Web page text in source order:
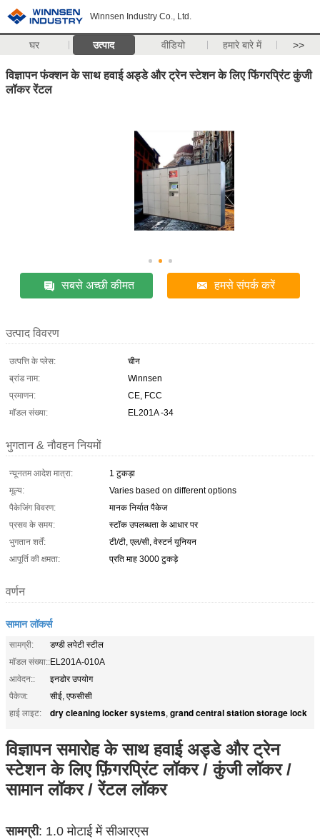
Winnsen Industry Co., Ltd.
घर उत्पाद वीडियो हमारे बारे में >>
विज्ञापन फंक्शन के साथ हवाई अड्डे और ट्रेन स्टेशन के लिए फिंगरप्रिंट कुंजी
लॉकर रेंटल
सबसे अच्छी कीमत हमसे संपर्क करें
उत्पाद विवरण
उत्पत्ति के प्लेस:
चीन
ब्रांड नाम:
Winnsen
प्रमाणन:
CE, FCC
मॉडल संख्या:
EL201A -34
भुगतान & नौवहन नियमों
न्यूनतम आदेश मात्रा:
1 टुकड़ा
मूल्य:
Varies based on different options
पैकेजिंग विवरण:
मानक निर्यात पैकेज
प्रसव के समय:
स्टॉक उपलब्धता के आधार पर
भुगतान शर्तें:
टी/टी, एल/सी, वेस्टर्न यूनियन
आपूर्ति की क्षमता:
प्रति माह 3000 टुकड़े
वर्णन
सामान लॉकर्स
सामग्री:
डण्डी लपेटी स्टील
मॉडल संख्या::EL201A-010A
आवेदन::
इनडोर उपयोग
पैकेज:
सीई, एफसीसी
हाई लाइट:
dry cleaning locker systems, grand central station storage lock
विज्ञापन समारोह के साथ हवाई अड्डे और ट्रेन
स्टेशन के लिए फ़िंगरप्रिंट लॉकर / कुंजी लॉकर /
सामान लॉकर / रेंटल लॉकर
सामग्री: 1.0 मोटाई में सीआरएस